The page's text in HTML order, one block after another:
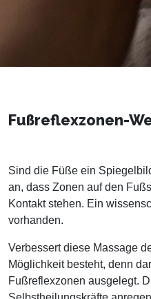
Fußreflexzonen-
Sind die Füße ein
an, dass Zonen auf den
Kontakt stehen. Ein
vorhanden.
Verbessert diese Massage
Möglichkeit besteht, denn
Fußreflexzonen ausgelegt.